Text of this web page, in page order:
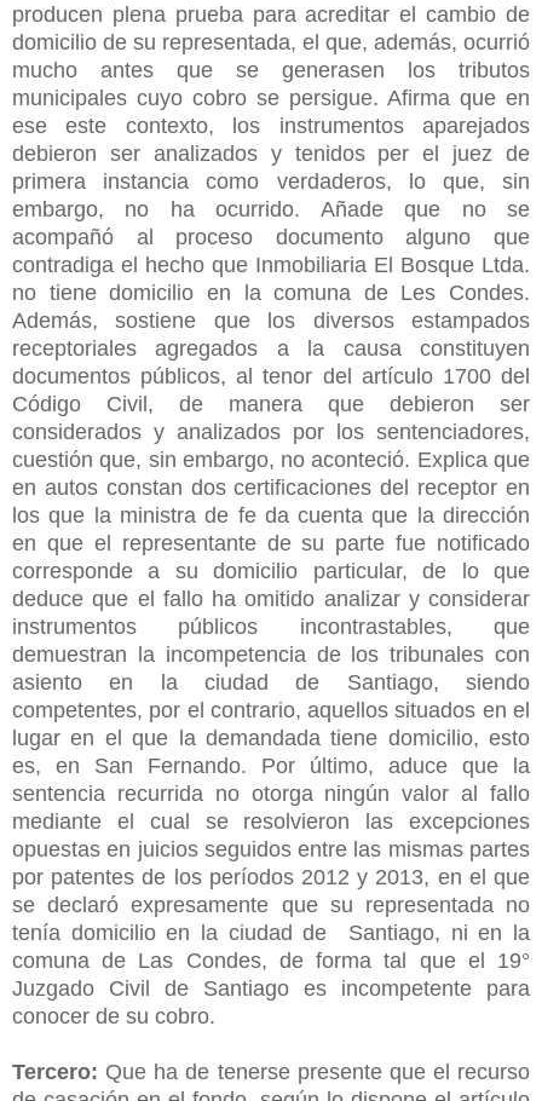
producen plena prueba para acreditar el cambio de
domicilio de su representada, el que, además, ocurrió
mucho antes que se generasen los tributos
municipales cuyo cobro se persigue. Afirma que en
ese este contexto, los instrumentos aparejados
debieron ser analizados y tenidos per el juez de
primera instancia como verdaderos, lo que, sin
embargo, no ha ocurrido. Añade que no se
acompañó al proceso documento alguno que
contradiga el hecho que Inmobiliaria El Bosque Ltda.
no tiene domicilio en la comuna de Les Condes.
Además, sostiene que los diversos estampados
receptoriales agregados a la causa constituyen
documentos públicos, al tenor del artículo 1700 del
Código Civil, de manera que debieron ser
considerados y analizados por los sentenciadores,
cuestión que, sin embargo, no aconteció. Explica que
en autos constan dos certificaciones del receptor en
los que la ministra de fe da cuenta que la dirección
en que el representante de su parte fue notificado
corresponde a su domicilio particular, de lo que
deduce que el fallo ha omitido analizar y considerar
instrumentos públicos incontrastables, que
demuestran la incompetencia de los tribunales con
asiento en la ciudad de Santiago, siendo
competentes, por el contrario, aquellos situados en el
lugar en el que la demandada tiene domicilio, esto
es, en San Fernando. Por último, aduce que la
sentencia recurrida no otorga ningún valor al fallo
mediante el cual se resolvieron las excepciones
opuestas en juicios seguidos entre las mismas partes
por patentes de los períodos 2012 y 2013, en el que
se declaró expresamente que su representada no
tenía domicilio en la ciudad de Santiago, ni en la
comuna de Las Condes, de forma tal que el 19°
Juzgado Civil de Santiago es incompetente para
conocer de su cobro.
Tercero: Que ha de tenerse presente que el recurso